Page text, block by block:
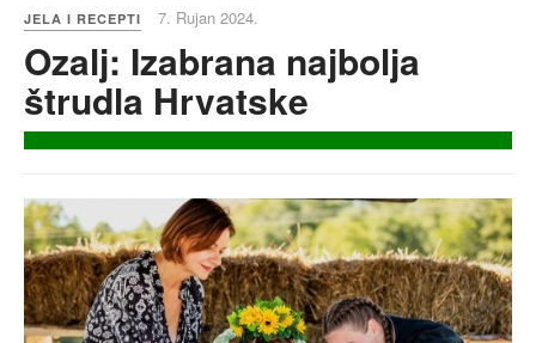
JELA I RECEPTI 7. Rujan 2024.
Ozalj: Izabrana najbolja
štrudla Hrvatske